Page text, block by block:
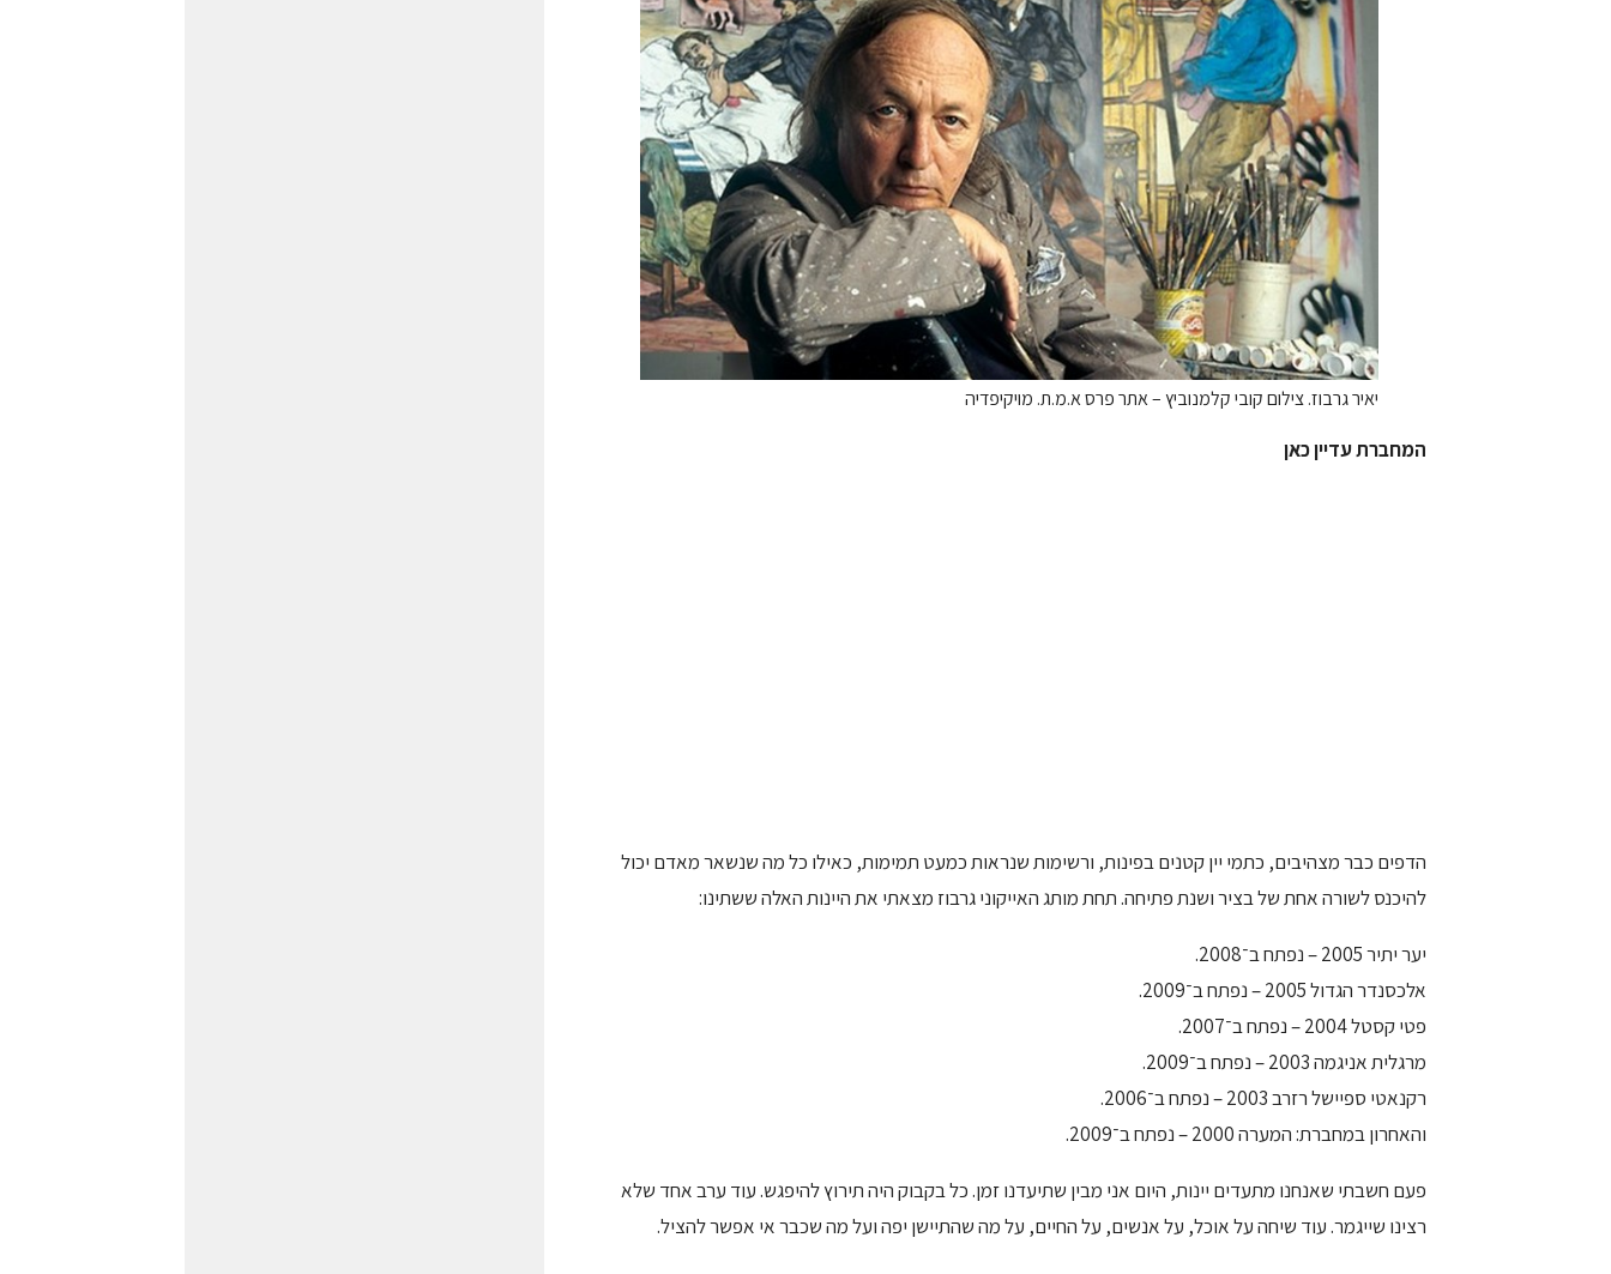
יאיר גרבוז. צילום קובי קלמנוביץ – אתר פרס א.מ.ת. מויקיפדיה
המחברת עדיין כאן
הדפים כבר מצהיבים, כתמי יין קטנים בפינות, ורשימות שנראות כמעט תמימות, כאילו כל מה שנשאר מאדם יכול
להיכנס לשורה אחת של בציר ושנת פתיחה. תחת מותג האייקוני גרבוז מצאתי את היינות האלה ששתינו:
יער יתיר 2005 – נפתח ב־2008.
אלכסנדר הגדול 2005 – נפתח ב־2009.
פטי קסטל 2004 – נפתח ב־2007.
מרגלית אניגמה 2003 – נפתח ב־2009.
רקנאטי ספיישל רזרב 2003 – נפתח ב־2006.
והאחרון במחברת: המערה 2000 – נפתח ב־2009.
פעם חשבתי שאנחנו מתעדים יינות, היום אני מבין שתיעדנו זמן. כל בקבוק היה תירוץ להיפגש. עוד ערב אחד שלא
רצינו שייגמר. עוד שיחה על אוכל, על אנשים, על החיים, על מה שהתיישן יפה ועל מה שכבר אי אפשר להציל.